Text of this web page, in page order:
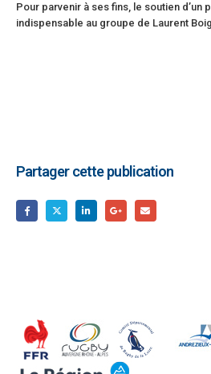
Pour parvenir à ses fins, le soutien d’un
indispensable au groupe de Laurent
Partager cette publication